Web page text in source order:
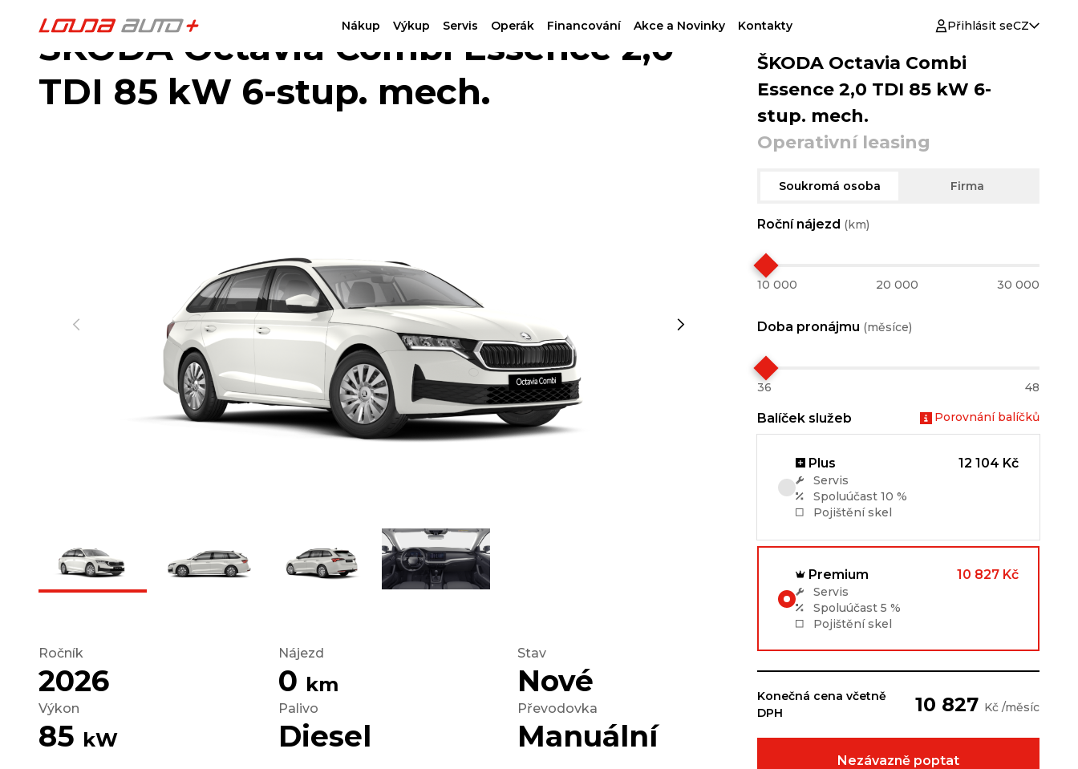
Nákup Výkup Servis Operák Financování Akce a Novinky Kontakty Přihlásit seCZ
ŠKODA Octavia Combi Essence 2,0
TDI 85 kW 6-stup. mech.
Ročník
2026
Nájezd
0 km
Stav
Nové
Výkon
85 kW
Palivo
Diesel
Převodovka
Manuální
ŠKODA Octavia Combi
Essence 2,0 TDI 85 kW 6-
stup. mech.
Operativní leasing
Soukromá osoba Firma
Roční nájezd (km)
10 000 20 000 30 000
Doba pronájmu (měsíce)
36 48
Balíček služeb Porovnání balíčků
Plus 12 104 Kč
Servis
Spoluúčast 10 %
Pojištění skel
Premium 10 827 Kč
Servis
Spoluúčast 5 %
Pojištění skel
Konečná cena včetně
DPH
10 827 Kč /měsíc
Nezávazně poptat